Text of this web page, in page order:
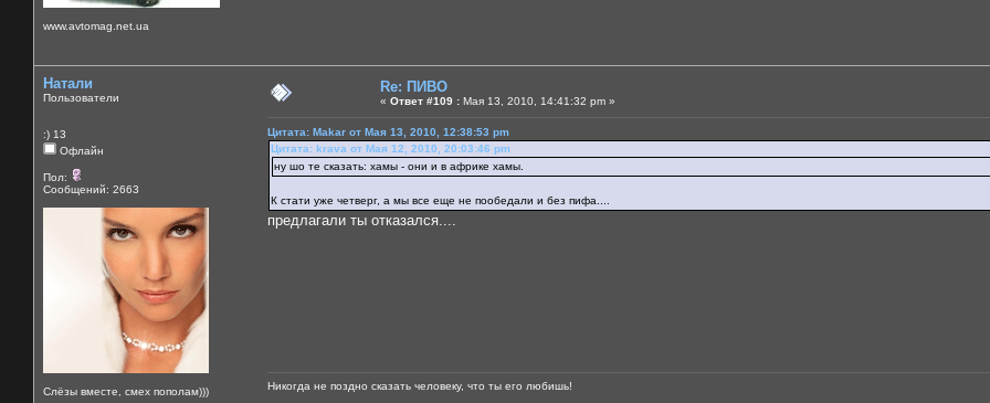
www.avtomag.net.ua
Натали
Пользователи
:) 13
Офлайн
Пол:
Сообщений: 2663
Слёзы вместе, смех пополам)))
Re: ПИВО
« Ответ #109 : Мая 13, 2010, 14:41:32 pm »
Цитата: Makar от Мая 13, 2010, 12:38:53 pm
Цитата: krava от Мая 12, 2010, 20:03:46 pm
ну шо те сказать: хамы - они и в африке хамы.
К стати уже четверг, а мы все еще не пообедали и без пифа....
предлагали ты отказался....
Никогда не поздно сказать человеку, что ты его любишь!